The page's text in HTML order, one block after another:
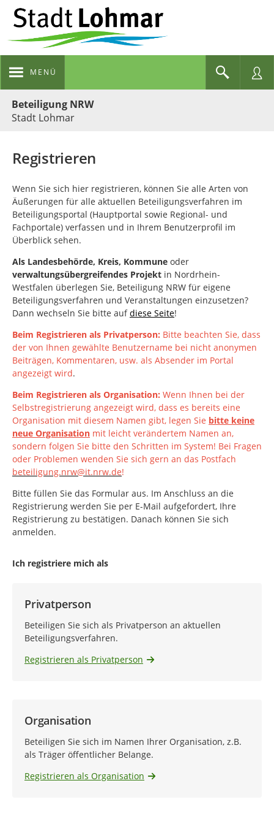
MENÜ
Beteiligung NRW
Stadt Lohmar
Registrieren
Wenn Sie sich hier registrieren, können Sie alle Arten von
Äußerungen für alle aktuellen Beteiligungsverfahren im
Beteiligungsportal (Hauptportal sowie Regional- und
Fachportale) verfassen und in Ihrem Benutzerprofil im
Überblick sehen.
Als Landesbehörde, Kreis, Kommune oder
verwaltungsübergreifendes Projekt in Nordrhein-
Westfalen überlegen Sie, Beteiligung NRW für eigene
Beteiligungsverfahren und Veranstaltungen einzusetzen?
Dann wechseln Sie bitte aufdiese Seite!
Beim Registrieren als Privatperson: Bitte beachten Sie, dass
der von Ihnen gewählte Benutzername bei nicht anonymen
Beiträgen, Kommentaren, usw. als Absender im Portal
angezeigt wird.
Beim Registrieren als Organisation: Wenn Ihnen bei der
Selbstregistrierung angezeigt wird, dass es bereits eine
Organisation mit diesem Namen gibt, legen Sie bitte keine
neue Organisation mit leicht verändertem Namen an,
sondern folgen Sie bitte den Schritten im System! Bei Fragen
oder Problemen wenden Sie sich gern an das Postfach
beteiligung.nrw@it.nrw.de!
Bitte füllen Sie das Formular aus. Im Anschluss an die
Registrierung werden Sie per E-Mail aufgefordert, Ihre
Registrierung zu bestätigen. Danach können Sie sich
anmelden.
Ich registriere mich als
Privatperson
Beteiligen Sie sich als Privatperson an aktuellen
Beteiligungsverfahren.
Registrieren als Privatperson
Organisation
Beteiligen Sie sich im Namen Ihrer Organisation, z.B.
als Träger öffentlicher Belange.
Registrieren als Organisation